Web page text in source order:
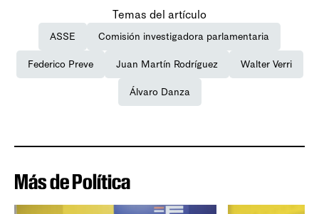
Temas del artículo
ASSE Comisión investigadora parlamentaria
Federico Preve Juan Martín Rodríguez Walter Verri
Álvaro Danza
Más de Política